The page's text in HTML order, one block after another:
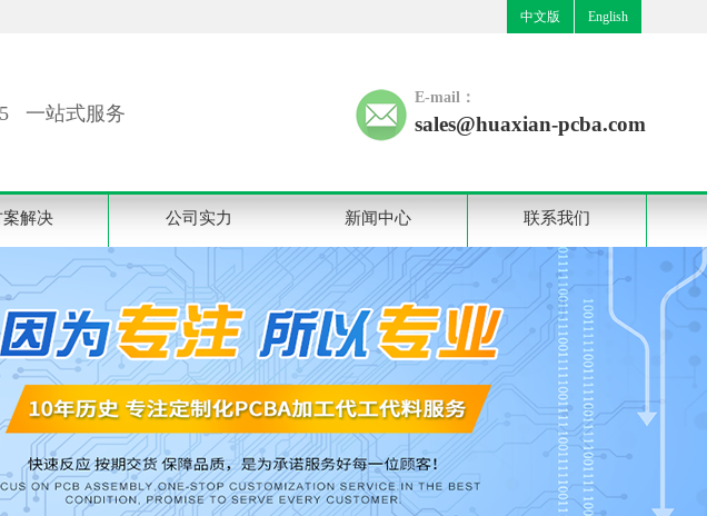
中文版 English
一站式服务
E-mail：
sales@huaxian-pcba.com
案解决 公司实力 新闻中心 联系我们